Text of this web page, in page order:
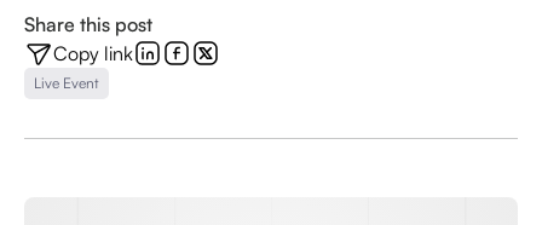
Share this post
Copy link
Live Event